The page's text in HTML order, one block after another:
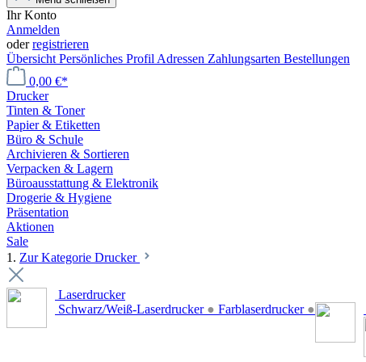
Ihr Konto
Anmelden
oderregistrieren
Übersicht Persönliches Profil Adressen Zahlungsarten Bestellungen
0,00 €*
Drucker
Tinten & Toner
Papier & Etiketten
Büro & Schule
Archivieren & Sortieren
Verpacken & Lagern
Büroausstattung & Elektronik
Drogerie & Hygiene
Präsentation
Aktionen
Sale
1. Zur Kategorie Drucker
Laserdrucker
Schwarz/Weiß-Laserdrucker ● Farblaserdrucker ●